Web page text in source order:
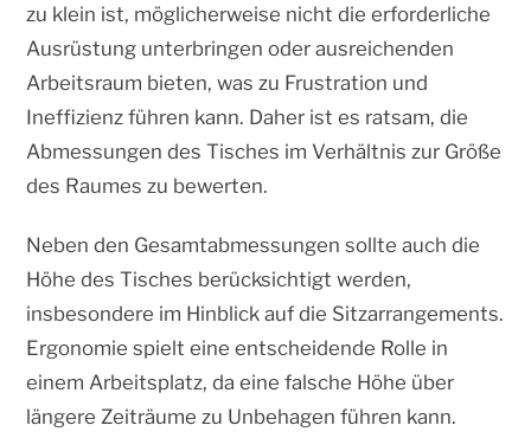
zu klein ist, möglicherweise nicht die erforderliche
Ausrüstung unterbringen oder ausreichenden
Arbeitsraum bieten, was zu Frustration und
Ineffizienz führen kann. Daher ist es ratsam, die
Abmessungen des Tisches im Verhältnis zur Größe
des Raumes zu bewerten.
Neben den Gesamtabmessungen sollte auch die
Höhe des Tisches berücksichtigt werden,
insbesondere im Hinblick auf die Sitzarrangements.
Ergonomie spielt eine entscheidende Rolle in
einem Arbeitsplatz, da eine falsche Höhe über
längere Zeiträume zu Unbehagen führen kann.